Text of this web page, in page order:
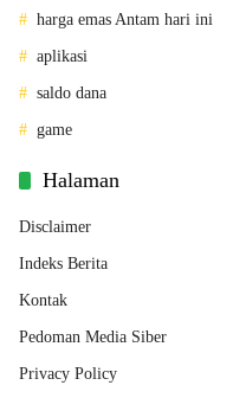
harga emas Antam hari ini
aplikasi
saldo dana
game
Halaman
Disclaimer
Indeks Berita
Kontak
Pedoman Media Siber
Privacy Policy